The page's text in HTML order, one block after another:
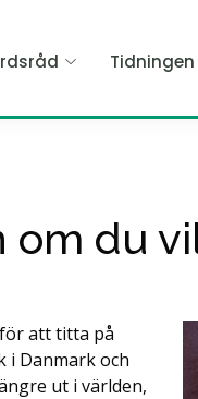
om du
att titta på
i Danmark och
ut i världen,